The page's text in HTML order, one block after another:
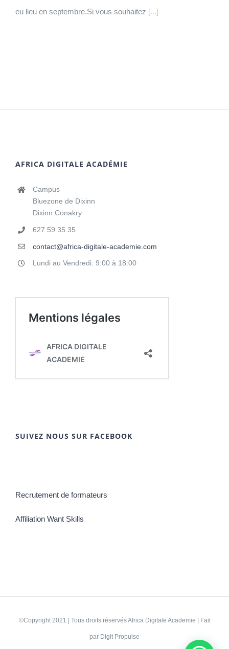
eu lieu en septembre.Si vous souhaitez [...]
AFRICA DIGITALE ACADÉMIE
Campus
Bluezone de Dixinn
Dixinn Conakry
627 59 35 35
contact@africa-digitale-academie.com
Lundi au Vendredi: 9:00 à 18:00
SUIVEZ NOUS SUR FACEBOOK
Recrutement de formateurs
Affiliation Want Skills
©Copyright 2021 | Tous droits réservésAfrica Digitale Academie | Fait
par Digit Propulse